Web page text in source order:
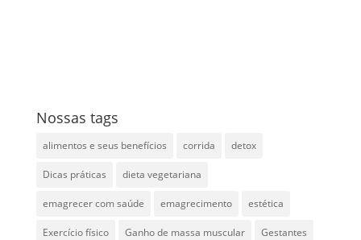
Nossas tags
alimentos e seus benefícios corrida detox
Dicas práticas dieta vegetariana
emagrecer com saúde emagrecimento estética
Exercício físico Ganho de massa muscular Gestantes